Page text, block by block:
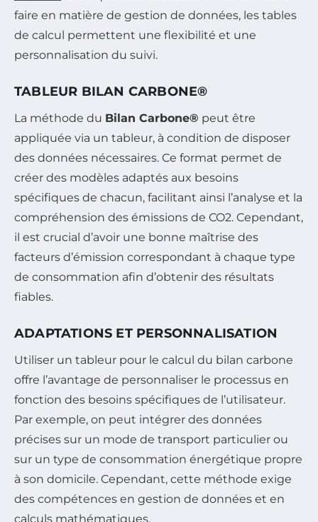
faire en matière de gestion de données, les tables
de calcul permettent une flexibilité et une
personnalisation du suivi.
TABLEUR BILAN CARBONE®
La méthode du Bilan Carbone® peut être
appliquée via un tableur, à condition de disposer
des données nécessaires. Ce format permet de
créer des modèles adaptés aux besoins
spécifiques de chacun, facilitant ainsi l’analyse et la
compréhension des émissions de CO2. Cependant,
il est crucial d’avoir une bonne maîtrise des
facteurs d’émission correspondant à chaque type
de consommation afin d’obtenir des résultats
fiables.
ADAPTATIONS ET PERSONNALISATION
Utiliser un tableur pour le calcul du bilan carbone
offre l’avantage de personnaliser le processus en
fonction des besoins spécifiques de l’utilisateur.
Par exemple, on peut intégrer des données
précises sur un mode de transport particulier ou
sur un type de consommation énergétique propre
à son domicile. Cependant, cette méthode exige
des compétences en gestion de données et en
calculs mathématiques.